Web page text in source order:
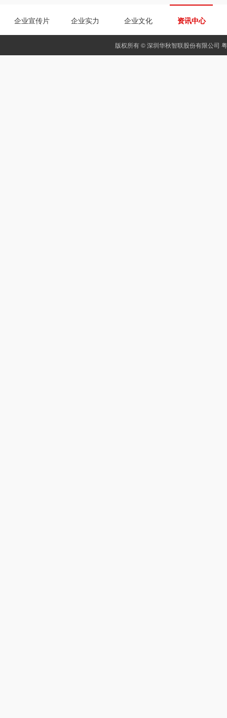
企业宣传片 企业实力 企业文化 资讯中心
版权所有 © 深圳华秋智联股份有限公司